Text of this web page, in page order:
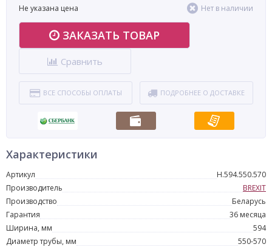
Не указана цена
Нет в наличии
ЗАКАЗАТЬ ТОВАР
Сравнить
ВСЕ СПОСОБЫ ОПЛАТЫ ПОДРОБНЕЕ О ДОСТАВКЕ
Характеристики
Артикул
Н.594.550.570
Производитель
BREXIT
Производство
Беларусь
Гарантия
36 месяца
Ширина, мм
594
Диаметр трубы, мм
550-570